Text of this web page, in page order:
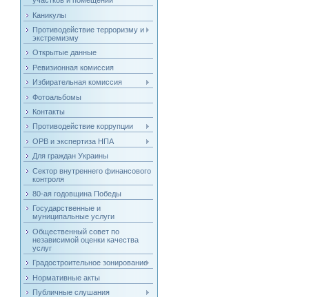
Каникулы
Противодействие терроризму и
экстремизму
Открытые данные
Ревизионная комиссия
Избирательная комиссия
Фотоальбомы
Контакты
Противодействие коррупции
ОРВ и экспертиза НПА
Для граждан Украины
Сектор внутреннего финансового
контроля
80-ая годовщина Победы
Государственные и
муниципальные услуги
Общественный совет по
независимой оценки качества
услуг
Градостроительное зонирование
Нормативные акты
Публичные слушания